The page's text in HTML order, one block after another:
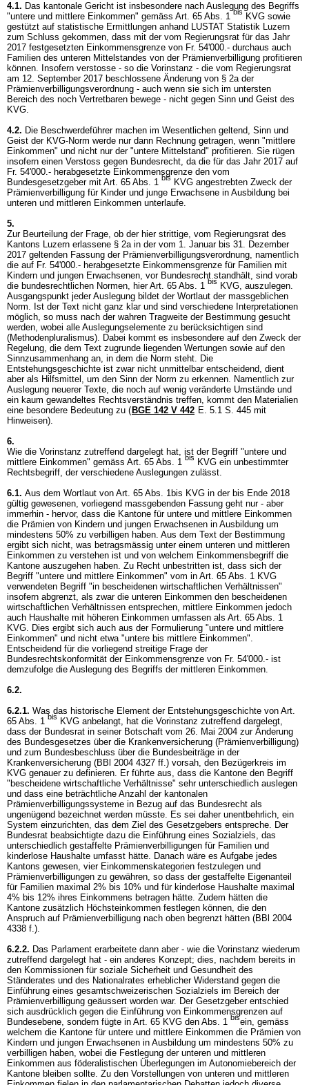
4.1. Das kantonale Gericht ist insbesondere nach Auslegung des Begriffs
"untere und mittlere Einkommen" gemäss Art. 65 Abs. 1 bis KVG sowie
gestützt auf statistische Ermittlungen anhand LUSTAT Statistik Luzern
zum Schluss gekommen, dass mit der vom Regierungsrat für das Jahr
2017 festgesetzten Einkommensgrenze von Fr. 54'000.- durchaus auch
Familien des unteren Mittelstandes von der Prämienverbilligung profitieren
können. Insofern verstosse - so die Vorinstanz - die vom Regierungsrat
am 12. September 2017 beschlossene Änderung von § 2a der
Prämienverbilligungsverordnung - auch wenn sie sich im untersten
Bereich des noch Vertretbaren bewege - nicht gegen Sinn und Geist des
KVG.
4.2. Die Beschwerdeführer machen im Wesentlichen geltend, Sinn und
Geist der KVG-Norm werde nur dann Rechnung getragen, wenn "mittlere
Einkommen" und nicht nur der "untere Mittelstand" profitieren. Sie rügen
insofern einen Verstoss gegen Bundesrecht, da die für das Jahr 2017 auf
Fr. 54'000.- herabgesetzte Einkommensgrenze den vom
Bundesgesetzgeber mit Art. 65 Abs. 1 bis KVG angestrebten Zweck der
Prämienverbilligung für Kinder und junge Erwachsene in Ausbildung bei
unteren und mittleren Einkommen unterlaufe.
5.
Zur Beurteilung der Frage, ob der hier strittige, vom Regierungsrat des
Kantons Luzern erlassene § 2a in der vom 1. Januar bis 31. Dezember
2017 geltenden Fassung der Prämienverbilligungsverordnung, namentlich
die auf Fr. 54'000.- herabgesetzte Einkommensgrenze für Familien mit
Kindern und jungen Erwachsenen, vor Bundesrecht standhält, sind vorab
die bundesrechtlichen Normen, hier Art. 65 Abs. 1 bis KVG, auszulegen.
Ausgangspunkt jeder Auslegung bildet der Wortlaut der massgeblichen
Norm. Ist der Text nicht ganz klar und sind verschiedene Interpretationen
möglich, so muss nach der wahren Tragweite der Bestimmung gesucht
werden, wobei alle Auslegungselemente zu berücksichtigen sind
(Methodenpluralismus). Dabei kommt es insbesondere auf den Zweck der
Regelung, die dem Text zugrunde liegenden Wertungen sowie auf den
Sinnzusammenhang an, in dem die Norm steht. Die
Entstehungsgeschichte ist zwar nicht unmittelbar entscheidend, dient
aber als Hilfsmittel, um den Sinn der Norm zu erkennen. Namentlich zur
Auslegung neuerer Texte, die noch auf wenig veränderte Umstände und
ein kaum gewandeltes Rechtsverständnis treffen, kommt den Materialien
eine besondere Bedeutung zu ( BGE 142 V 442 E. 5.1 S. 445 mit
Hinweisen).
6.
Wie die Vorinstanz zutreffend dargelegt hat, ist der Begriff "untere und
mittlere Einkommen" gemäss Art. 65 Abs. 1 bis KVG ein unbestimmter
Rechtsbegriff, der verschiedene Auslegungen zulässt.
6.1. Aus dem Wortlaut von Art. 65 Abs. 1bis KVG in der bis Ende 2018
gültig gewesenen, vorliegend massgebenden Fassung geht nur - aber
immerhin - hervor, dass die Kantone für untere und mittlere Einkommen
die Prämien von Kindern und jungen Erwachsenen in Ausbildung um
mindestens 50% zu verbilligen haben. Aus dem Text der Bestimmung
ergibt sich nicht, was betragsmässig unter einem unteren und mittleren
Einkommen zu verstehen ist und von welchem Einkommensbegriff die
Kantone auszugehen haben. Zu Recht unbestritten ist, dass sich der
Begriff "untere und mittlere Einkommen" vom in Art. 65 Abs. 1 KVG
verwendeten Begriff "in bescheidenen wirtschaftlichen Verhältnissen"
insofern abgrenzt, als zwar die unteren Einkommen den bescheidenen
wirtschaftlichen Verhältnissen entsprechen, mittlere Einkommen jedoch
auch Haushalte mit höheren Einkommen umfassen als Art. 65 Abs. 1
KVG. Dies ergibt sich auch aus der Formulierung "untere und mittlere
Einkommen" und nicht etwa "untere bis mittlere Einkommen".
Entscheidend für die vorliegend streitige Frage der
Bundesrechtskonformität der Einkommensgrenze von Fr. 54'000.- ist
demzufolge die Auslegung des Begriffs der mittleren Einkommen.
6.2.
6.2.1. Was das historische Element der Entstehungsgeschichte von Art.
65 Abs. 1 bis KVG anbelangt, hat die Vorinstanz zutreffend dargelegt,
dass der Bundesrat in seiner Botschaft vom 26. Mai 2004 zur Änderung
des Bundesgesetzes über die Krankenversicherung (Prämienverbilligung)
und zum Bundesbeschluss über die Bundesbeiträge in der
Krankenversicherung (BBl 2004 4327 ff.) vorsah, den Bezügerkreis im
KVG genauer zu definieren. Er führte aus, dass die Kantone den Begriff
"bescheidene wirtschaftliche Verhältnisse" sehr unterschiedlich auslegen
und dass eine beträchtliche Anzahl der kantonalen
Prämienverbilligungssysteme in Bezug auf das Bundesrecht als
ungenügend bezeichnet werden müsste. Es sei daher unentbehrlich, ein
System einzurichten, das dem Ziel des Gesetzgebers entspreche. Der
Bundesrat beabsichtigte dazu die Einführung eines Sozialziels, das
unterschiedlich gestaffelte Prämienverbilligungen für Familien und
kinderlose Haushalte umfasst hätte. Danach wäre es Aufgabe jedes
Kantons gewesen, vier Einkommenskategorien festzulegen und
Prämienverbilligungen zu gewähren, so dass der gestaffelte Eigenanteil
für Familien maximal 2% bis 10% und für kinderlose Haushalte maximal
4% bis 12% ihres Einkommens betragen hätte. Zudem hätten die
Kantone zusätzlich Höchsteinkommen festlegen können, die den
Anspruch auf Prämienverbilligung nach oben begrenzt hätten (BBl 2004
4338 f.).
6.2.2. Das Parlament erarbeitete dann aber - wie die Vorinstanz wiederum
zutreffend dargelegt hat - ein anderes Konzept; dies, nachdem bereits in
den Kommissionen für soziale Sicherheit und Gesundheit des
Ständerates und des Nationalrates erheblicher Widerstand gegen die
Einführung eines gesamtschweizerischen Sozialziels im Bereich der
Prämienverbilligung geäussert worden war. Der Gesetzgeber entschied
sich ausdrücklich gegen die Einführung von Einkommensgrenzen auf
Bundesebene, sondern fügte in Art. 65 KVG den Abs. 1 bisein, gemäss
welchem die Kantone für untere und mittlere Einkommen die Prämien von
Kindern und jungen Erwachsenen in Ausbildung um mindestens 50% zu
verbilligen haben, wobei die Festlegung der unteren und mittleren
Einkommen aus föderalistischen Überlegungen im Autonomiebereich der
Kantone bleiben sollte. Zu den Vorstellungen von unteren und mittleren